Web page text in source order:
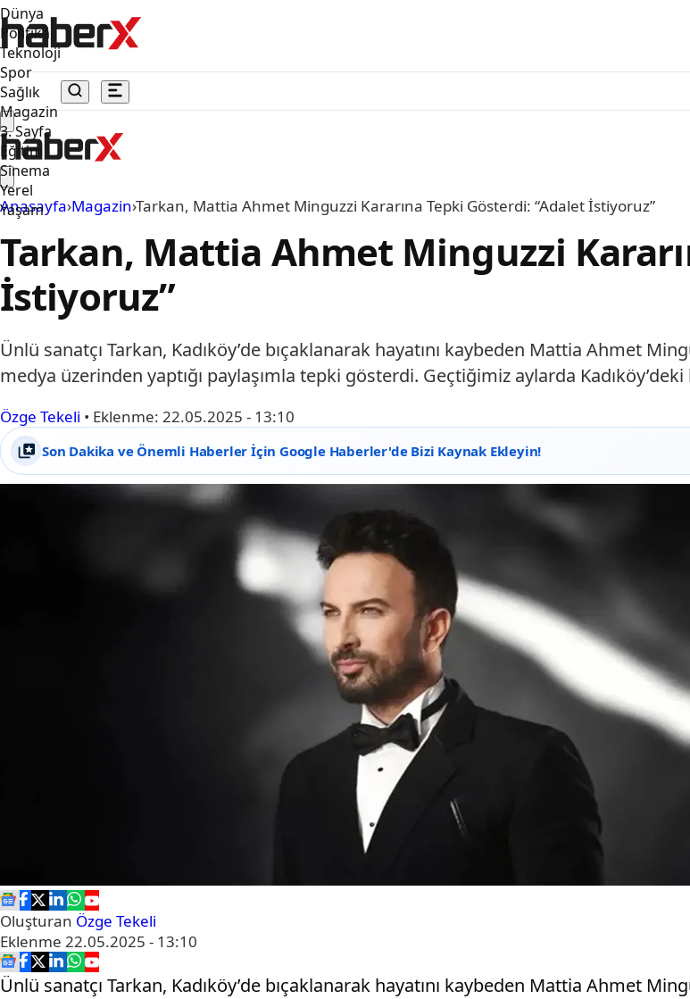
Dünya
Politika
Teknoloji
Spor
Sağlık
Magazin
3. Sayfa
Eğitim
Sinema
Yerel
Yaşam
Anasayfa›Magazin›Tarkan, Mattia Ahmet Minguzzi Kararına Tepki Gösterdi: “Adalet İstiyoruz”
Tarkan, Mattia Ahmet Minguzzi
İstiyoruz”
Ünlü sanatçı Tarkan, Kadıköy’de bıçaklanarak hayatını kaybeden Mattia Ahmet
medya üzerinden yaptığı paylaşımla tepki gösterdi. Geçtiğimiz aylarda Kadıköy’deki
Özge Tekeli • Eklenme: 22.05.2025 - 13:10
Son Dakika ve Önemli Haberler İçin Google Haberler'de Bizi Kaynak Ekleyin!
Oluşturan Özge Tekeli
Eklenme 22.05.2025 - 13:10
Ünlü sanatçı Tarkan, Kadıköy’de bıçaklanarak hayatını kaybeden Mattia Ahmet